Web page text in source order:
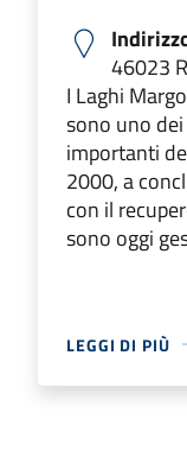
46023
I Laghi
sono uno
importanti
2000, a
con il
sono oggi
LEGGI DI PIÙ